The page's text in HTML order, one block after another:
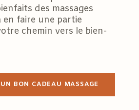
des massages
faire une partie
chemin vers le bien-
BON CADEAU MASSAGE